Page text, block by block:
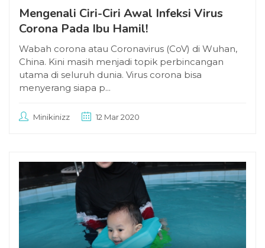
Mengenali Ciri-Ciri Awal Infeksi Virus
Corona Pada Ibu Hamil!
Wabah corona atau Coronavirus (CoV) di Wuhan,
China. Kini masih menjadi topik perbincangan
utama di seluruh dunia. Virus corona bisa
menyerang siapa p...
Minikinizz 12 Mar 2020